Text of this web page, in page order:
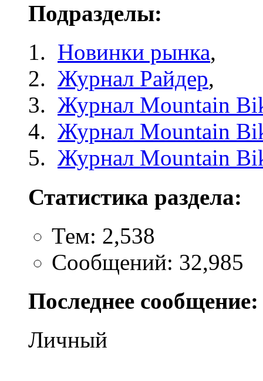
Подразделы:
Новинки рынка,
Журнал Райдер,
Журнал Mountain
Журнал Mountain
Журнал Mountain
Статистика раздела:
Тем: 2,538
Сообщений: 32,985
Последнее сообщение:
Личный